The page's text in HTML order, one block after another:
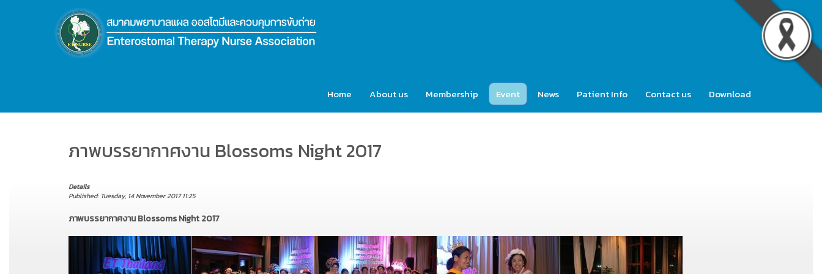
.
Home About us Membership Event News Patient Info Contact us Download
ภาพบรรยากาศงาน Blossoms Night 2017
Details
Published: Tuesday, 14 November 2017 11:25
ภาพบรรยากาศงาน Blossoms Night 2017